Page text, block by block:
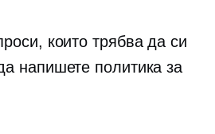
които трябва да си
напишете политика за